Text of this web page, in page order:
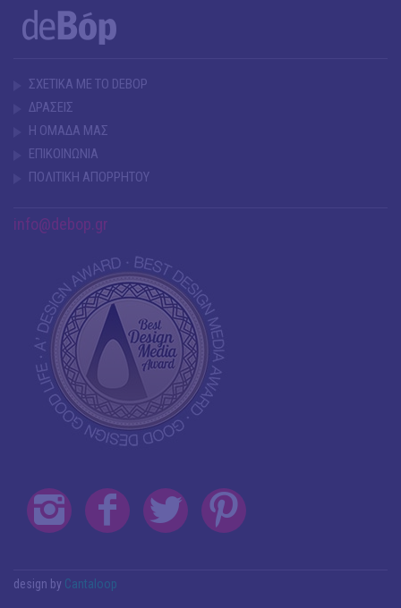
ΣΧΕΤΙΚΑ ΜΕ ΤΟ DEBOP
ΔΡΑΣΕΙΣ
Η ΟΜΑΔΑ ΜΑΣ
ΕΠΙΚΟΙΝΩΝΙΑ
ΠΟΛΙΤΙΚΗ ΑΠΟΡΡΗΤΟΥ
info@debop.gr
design by Cantaloop